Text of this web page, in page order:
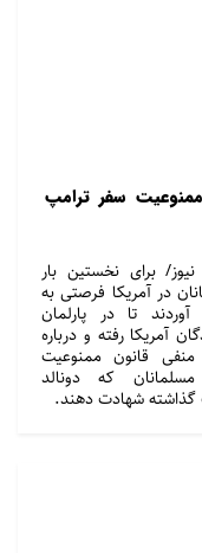
سفر ترامپ
نیوز/ برای نخستین بار
در آمریکا فرصتی به
تا در پارلمان
آمریکا رفته و درباره
منفی قانون ممنوعیت
که دونالد
گذاشته شهادت دهند.